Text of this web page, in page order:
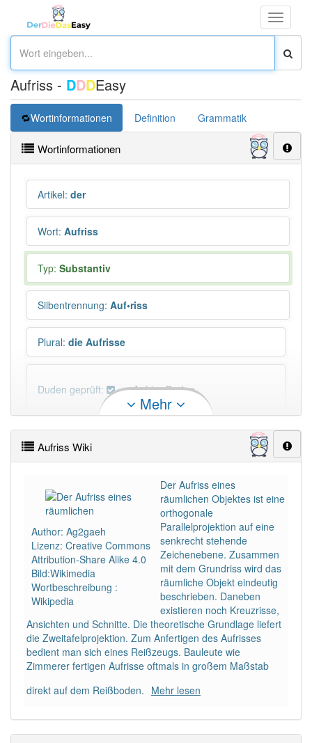
Toggle
Aufriss - DDDEasy
Wortinformationen Definition Grammatik
Wortinformationen
Artikel: der
Wort: Aufriss
Typ: Substantiv
Silbentrennung: Auf•riss
Plural: die Aufrisse
Duden geprüft: Aufriss Duden
PowerIndex:11
Häufigkeit: 4 von 10
Wörter mit Endung : 1
Wörter mit Endung
aber mit einem anderen
Artikelder: 0
97% unserer Spielapp-Nutzer haben den Artikel
korrekt erraten.
Mehr
Aufriss Wiki
Author: Ag2gaeh
Lizenz: Creative Commons
Attribution-Share Alike 4.0
Bild:Wikimedia
Wortbeschreibung :
Wikipedia
Der Aufriss eines
räumlichen Objektes ist eine
orthogonale
Parallelprojektion auf eine
senkrecht stehende
Zeichenebene. Zusammen
mit dem Grundriss wird das
räumliche Objekt eindeutig
beschrieben. Daneben
existieren noch Kreuzrisse,
Ansichten und Schnitte. Die theoretische Grundlage liefert
die Zweitafelprojektion. Zum Anfertigen des Aufrisses
bedient man sich eines Reißzeugs. Bauleute wie
Zimmerer fertigen Aufrisse oftmals in großem Maßstab
direkt auf dem Reißboden. Mehr lesen